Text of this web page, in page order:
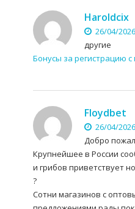
Haroldcix
26/04/
другие
Бонусы за регистрацию
Floydbet
26/04/
Добро
Крупнейшее в России
и грибов приветствует
?
Сотни магазинов с